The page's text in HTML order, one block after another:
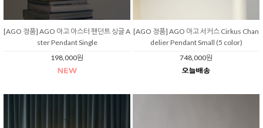
[AGO 정품] AGO 아고 아스터 팬던트 싱글 A
ster Pendant Single
198,000원
[AGO 정품] AGO 아고 서커스 Cirkus Chan
delier Pendant Small (5 color)
748,000원